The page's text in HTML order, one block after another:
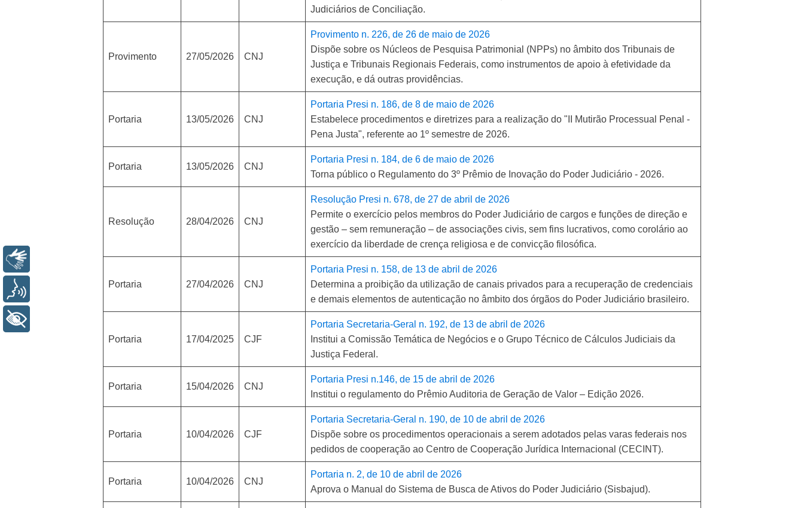
Judiciários de Conciliação.
Provimento 27/05/2026 CNJ
Provimento n. 226, de 26 de maio de 2026
Dispõe sobre os Núcleos de Pesquisa Patrimonial (NPPs) no âmbito dos Tribunais de
Justiça e Tribunais Regionais Federais, como instrumentos de apoio à efetividade da
execução, e dá outras providências.
Portaria 13/05/2026 CNJ
Portaria Presi n. 186, de 8 de maio de 2026
Estabelece procedimentos e diretrizes para a realização do "II Mutirão Processual Penal -
Pena Justa", referente ao 1º semestre de 2026.
Portaria 13/05/2026 CNJ
Portaria Presi n. 184, de 6 de maio de 2026
Torna público o Regulamento do 3º Prêmio de Inovação do Poder Judiciário - 2026.
Resolução 28/04/2026 CNJ
Resolução Presi n. 678, de 27 de abril de 2026
Permite o exercício pelos membros do Poder Judiciário de cargos e funções de direção e
gestão – sem remuneração – de associações civis, sem fins lucrativos, como corolário ao
exercício da liberdade de crença religiosa e de convicção filosófica.
Portaria 27/04/2026 CNJ
Portaria Presi n. 158, de 13 de abril de 2026
Determina a proibição da utilização de canais privados para a recuperação de credenciais
e demais elementos de autenticação no âmbito dos órgãos do Poder Judiciário brasileiro.
Portaria 17/04/2025 CJF
Portaria Secretaria-Geral n. 192, de 13 de abril de 2026
Institui a Comissão Temática de Negócios e o Grupo Técnico de Cálculos Judiciais da
Justiça Federal.
Portaria 15/04/2026 CNJ
Portaria Presi n.146, de 15 de abril de 2026
Institui o regulamento do Prêmio Auditoria de Geração de Valor – Edição 2026.
Portaria 10/04/2026 CJF
Portaria Secretaria-Geral n. 190, de 10 de abril de 2026
Dispõe sobre os procedimentos operacionais a serem adotados pelas varas federais nos
pedidos de cooperação ao Centro de Cooperação Jurídica Internacional (CECINT).
Portaria 10/04/2026 CNJ
Portaria n. 2, de 10 de abril de 2026
Aprova o Manual do Sistema de Busca de Ativos do Poder Judiciário (Sisbajud).